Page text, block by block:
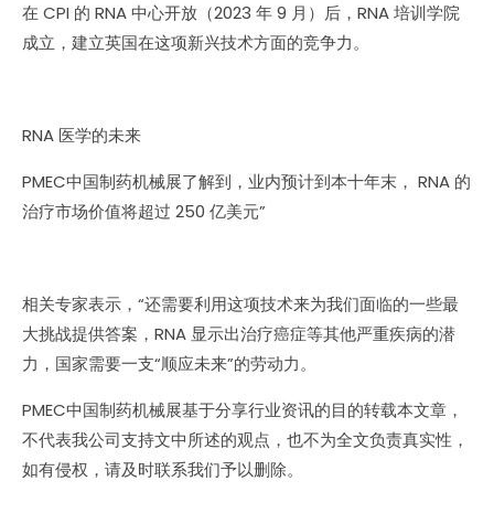
在 CPI 的 RNA 中心开放（2023 年 9 月）后，RNA 培训学院
成立，建立英国在这项新兴技术方面的竞争力。
RNA 医学的未来
PMEC中国制药机械展了解到，业内预计到本十年末， RNA 的
治疗市场价值将超过 250 亿美元”
相关专家表示，“还需要利用这项技术来为我们面临的一些最
大挑战提供答案，RNA 显示出治疗癌症等其他严重疾病的潜
力，国家需要一支“顺应未来”的劳动力。
PMEC中国制药机械展基于分享行业资讯的目的转载本文章，
不代表我公司支持文中所述的观点，也不为全文负责真实性，
如有侵权，请及时联系我们予以删除。